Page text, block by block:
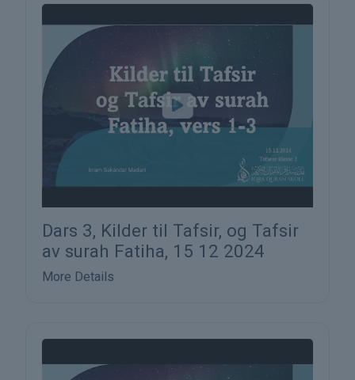
Dars 3, Kilder til Tafsir, og Tafsir
av surah Fatiha, 15 12 2024
More Details